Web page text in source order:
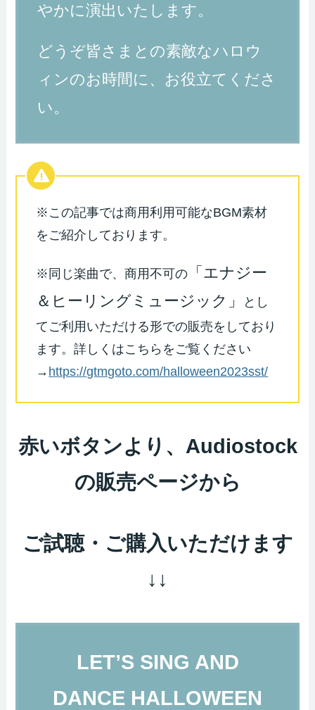
やかに演出いたします。
どうぞ皆さまとの素敵なハロウ
ィンのお時間に、お役立てくださ
い。
※この記事では商用利用可能なBGM素材
をご紹介しております。
※同じ楽曲で、商用不可の
「エナジー
＆ヒーリングミュージック」
とし
てご利用いただける形での販売をしており
ます。詳しくはこちらをご覧ください
→ https://gtmgoto.com/halloween2023sst/
赤いボタンより、Audiostock
の販売ページから
ご試聴・ご購入いただけます
↓↓
LET’S SING AND
DANCE HALLOWEEN